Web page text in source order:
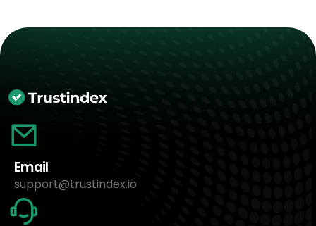
Email
support@trustindex.io